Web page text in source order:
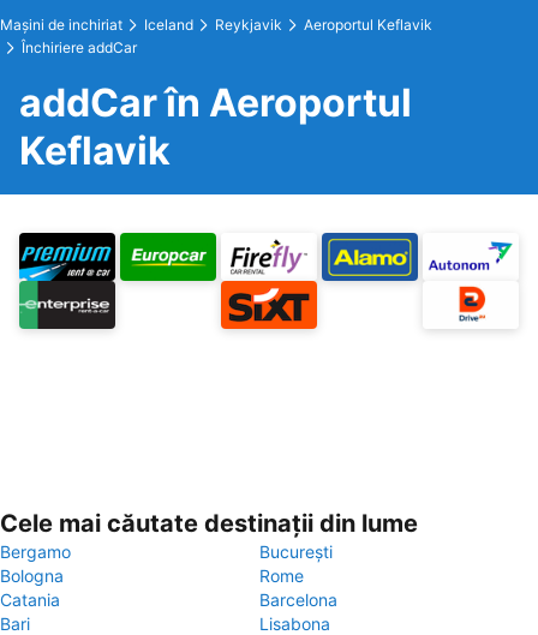
Maşini de inchiriat Iceland Reykjavik
Aeroportul Keflavik
Închiriere addCar
addCar în Aeroportul
Keflavik
Cele mai căutate destinații din lume
Bergamo
București
Bologna
Rome
Catania
Barcelona
Bari
Lisabona